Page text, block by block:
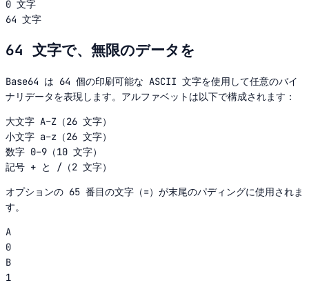
0 文字
64 文字
64 文字で、無限のデータを
Base64 は 64 個の印刷可能な ASCII 文字を使用して任意のバイ
ナリデータを表現します。アルファベットは以下で構成されます：
大文字 A–Z（26 文字）
小文字 a–z（26 文字）
数字 0–9（10 文字）
記号 + と /（2 文字）
オプションの 65 番目の文字（=）が末尾のパディングに使用されま
す。
A
0
B
1